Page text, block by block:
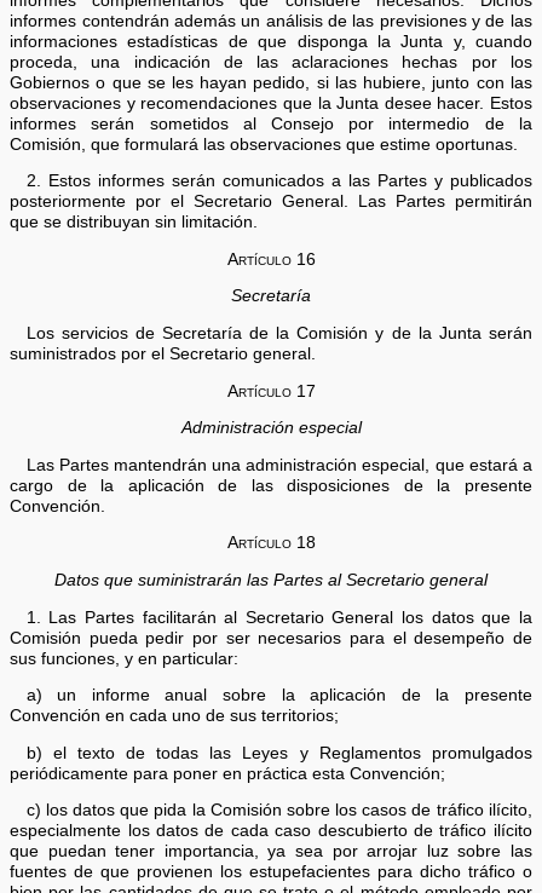
informes contendrán además un análisis de las previsiones y de las
informaciones estadísticas de que disponga la Junta y, cuando
proceda, una indicación de las aclaraciones hechas por los
Gobiernos o que se les hayan pedido, si las hubiere, junto con las
observaciones y recomendaciones que la Junta desee hacer. Estos
informes serán sometidos al Consejo por intermedio de la
Comisión, que formulará las observaciones que estime oportunas.
2. Estos informes serán comunicados a las Partes y publicados
posteriormente por el Secretario General. Las Partes permitirán
que se distribuyan sin limitación.
Artículo 16
Secretaría
Los servicios de Secretaría de la Comisión y de la Junta serán
suministrados por el Secretario general.
Artículo 17
Administración especial
Las Partes mantendrán una administración especial, que estará a
cargo de la aplicación de las disposiciones de la presente
Convención.
Artículo 18
Datos que suministrarán las Partes al Secretario general
1. Las Partes facilitarán al Secretario General los datos que la
Comisión pueda pedir por ser necesarios para el desempeño de
sus funciones, y en particular:
a) un informe anual sobre la aplicación de la presente
Convención en cada uno de sus territorios;
b) el texto de todas las Leyes y Reglamentos promulgados
periódicamente para poner en práctica esta Convención;
c) los datos que pida la Comisión sobre los casos de tráfico ilícito,
especialmente los datos de cada caso descubierto de tráfico ilícito
que puedan tener importancia, ya sea por arrojar luz sobre las
fuentes de que provienen los estupefacientes para dicho tráfico o